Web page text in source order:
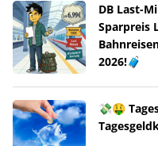
DB Last-
Sparpreis
2026!🧳
💸🤑